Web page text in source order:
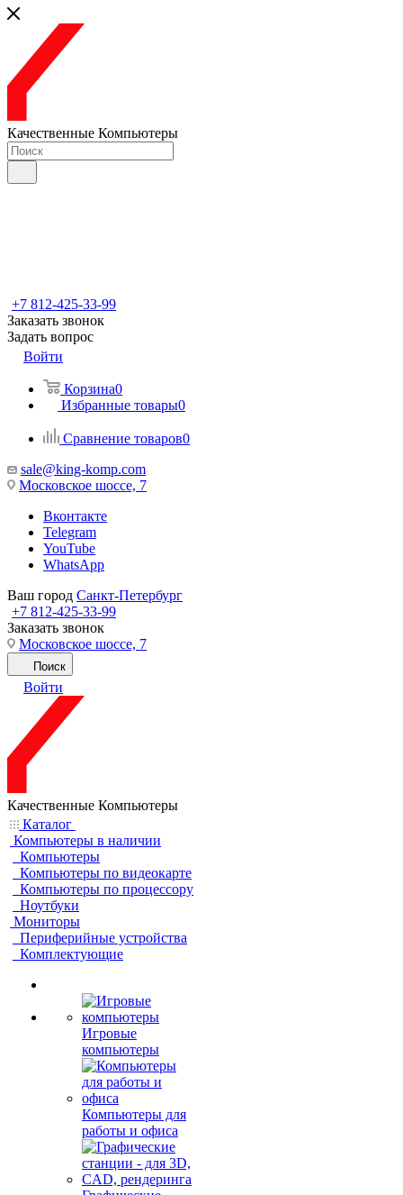
Качественные Компьютеры
+7 812-425-33-99
Заказать звонок
Задать вопрос
Войти
Корзина0
Избранные товары0
Сравнение товаров0
sale@king-komp.com
Московское шоссе, 7
Вконтакте
Telegram
YouTube
WhatsApp
Ваш город Санкт-Петербург
+7 812-425-33-99
Заказать звонок
Московское шоссе, 7
Поиск
Войти
Качественные Компьютеры
Каталог
Компьютеры в наличии
Компьютеры
Компьютеры по видеокарте
Компьютеры по процессору
Ноутбуки
Мониторы
Периферийные устройства
Комплектующие
Игровые
компьютеры
Компьютеры для
работы и офиса